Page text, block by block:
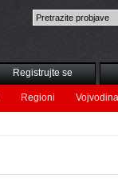
Registrujte se
Regioni Vojvodina